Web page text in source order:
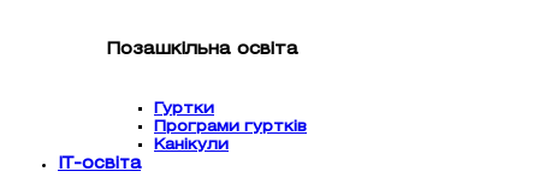
Позашкільна освіта
Гуртки
Програми гуртків
Канікули
IT-освіта